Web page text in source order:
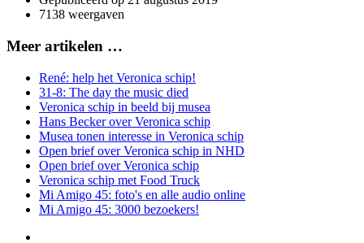
7138 weergaven
Meer artikelen …
René: help het Veronica schip!
31-8: The day the music died
Veronica schip in beeld bij musea
Hans Becker over Veronica schip
Musea tonen interesse in Veronica schip
Open brief over Veronica schip in NHD
Open brief over Veronica schip
Veronica schip met Food Truck
Mi Amigo 45: foto's en alle audio online
Mi Amigo 45: 3000 bezoekers!